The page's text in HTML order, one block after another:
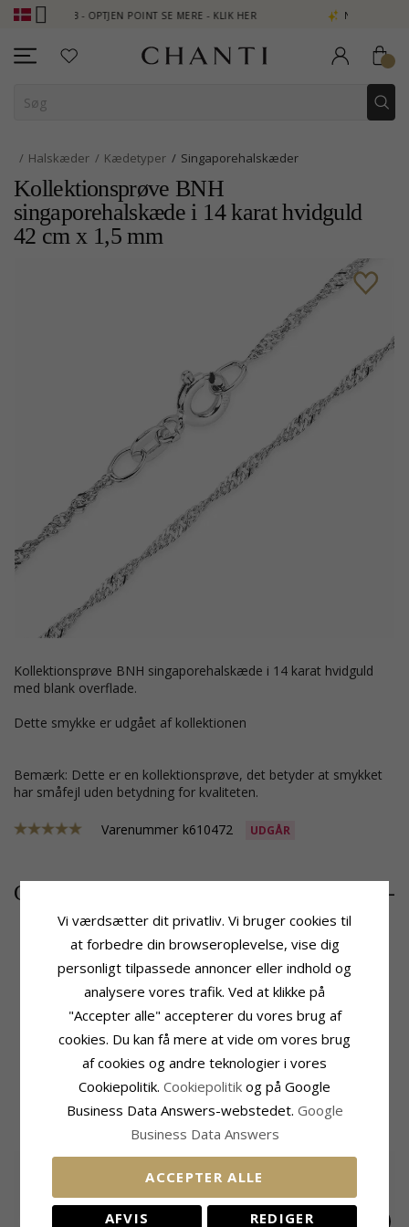
CLUB - OPTJEN POINT SE MERE - KLIK HER NEW COLLECTION |
Halskæder Kædetyper Singaporehalskæder
Kollektionsprøve BNH
singaporehalskæde i 14 karat hvidguld
42 cm x 1,5 mm
Kollektionsprøve BNH singaporehalskæde i 14 karat hvidguld
med blank overflade.
Dette smykke er udgået af kollektionen
Bemærk: Dette er en kollektionsprøve, det betyder at smykket
har småfejl uden betydning for kvaliteten.
Varenummer k610472 UDGÅR
CHANTI pris 1300,-
Produktinformation
Tillægsord: Kollektionsprøve
Kædetype:
BNH Singaporehalskæde
Overflade:Blank
Størrelse
Bredde:1,5 mm
Længde: 42 cm
Vægt:
2 G
Leveringstid
Leveringstid:
2-3 Hverdage
MEST SOLGTE I KATEGORIEN
Vi værdsætter dit privatliv. Vi bruger cookies til
at forbedre din browseroplevelse, vise dig
personligt tilpassede annoncer eller indhold og
analysere vores trafik. Ved at klikke på
"Accepter alle" accepterer du vores brug af
cookies. Du kan få mere at vide om vores brug
af cookies og andre teknologier i vores
Cookiepolitik. Cookiepolitik og på Google
Business Data Answers-webstedet. Google
Business Data Answers
ACCEPTER ALLE
AFVIS REDIGER